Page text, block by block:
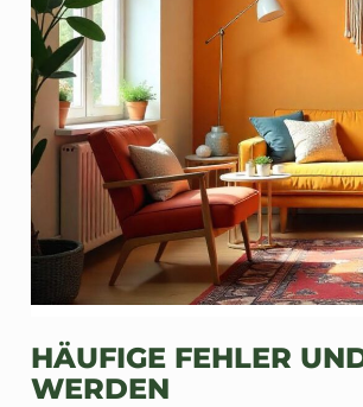
HÄUFIGE FEHLER
WERDEN